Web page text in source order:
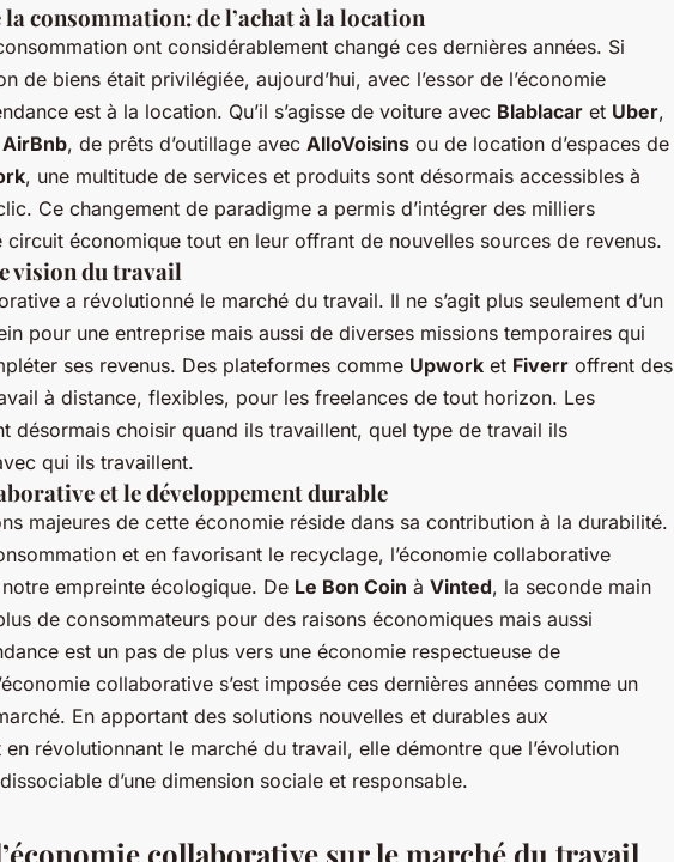
la consommation: de l’achat à la location
ont considérablement changé ces dernières années. Si
de biens était privilégiée, aujourd’hui, avec l’essor de l’économie
est à la location. Qu’il s’agisse de voiture avec Blablacar et Uber,
AirBnb, de prêts d’outillage avec AlloVoisins ou de location d’espaces de
, une multitude de services et produits sont désormais accessibles à
Ce changement de paradigme a permis d’intégrer des milliers
circuit économique tout en leur offrant de nouvelles sources de revenus.
vision du travail
a révolutionné le marché du travail. Il ne s’agit plus seulement d’un
pour une entreprise mais aussi de diverses missions temporaires qui
ses revenus. Des plateformes comme Upwork et Fiverr offrent des
à distance, flexibles, pour les freelances de tout horizon. Les
désormais choisir quand ils travaillent, quel type de travail ils
qui ils travaillent.
et le développement durable
majeures de cette économie réside dans sa contribution à la durabilité.
et en favorisant le recyclage, l’économie collaborative
empreinte écologique. De Le Bon Coin à Vinted, la seconde main
de consommateurs pour des raisons économiques mais aussi
est un pas de plus vers une économie respectueuse de
collaborative s’est imposée ces dernières années comme un
En apportant des solutions nouvelles et durables aux
révolutionnant le marché du travail, elle démontre que l’évolution
d’une dimension sociale et responsable.
collaborative sur le marché du travail